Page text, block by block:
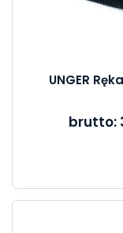
UNGER
brutto: